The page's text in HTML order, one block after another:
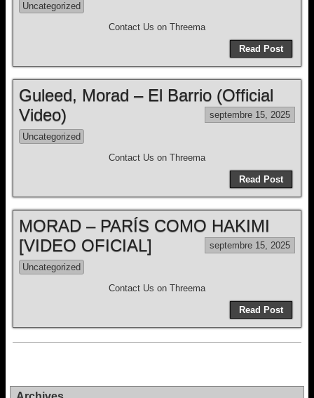
Uncategorized
Contact Us on Threema
Read Post
Guleed, Morad – El Barrio (Official
Video)
septembre 15, 2025
Uncategorized
Contact Us on Threema
Read Post
MORAD – PARÍS COMO HAKIMI
[VIDEO OFICIAL]
septembre 15, 2025
Uncategorized
Contact Us on Threema
Read Post